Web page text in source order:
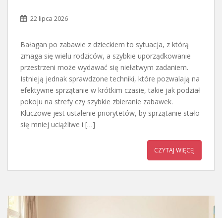
22 lipca 2026
Bałagan po zabawie z dzieckiem to sytuacja, z którą
zmaga się wielu rodziców, a szybkie uporządkowanie
przestrzeni może wydawać się niełatwym zadaniem.
Istnieją jednak sprawdzone techniki, które pozwalają na
efektywne sprzątanie w krótkim czasie, takie jak podział
pokoju na strefy czy szybkie zbieranie zabawek.
Kluczowe jest ustalenie priorytetów, by sprzątanie stało
się mniej uciążliwe i […]
CZYTAJ WIĘCEJ